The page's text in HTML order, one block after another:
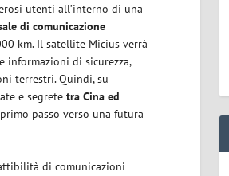
utenti all’interno di una
di comunicazione
km. Il satellite Micius verrà
informazioni di sicurezza,
terrestri. Quindi, su
e segretetra Cina ed
passo verso una futura
di comunicazioni